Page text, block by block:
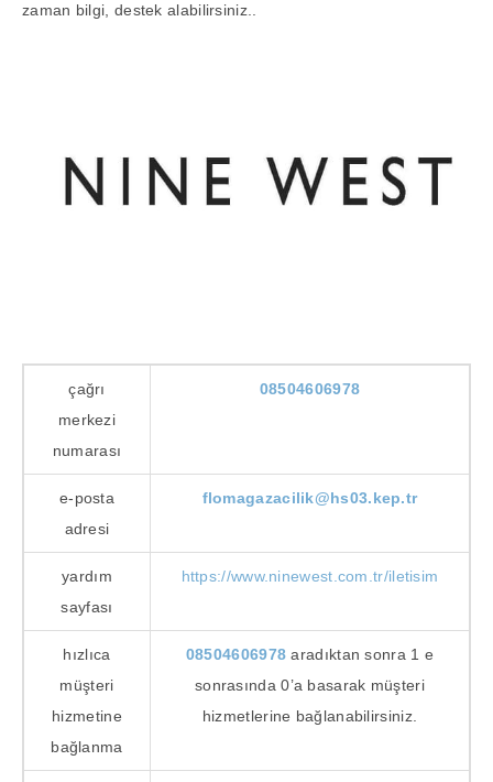
zaman bilgi, destek alabilirsiniz..
çağrı
merkezi
numarası
08504606978
e-posta
adresi
flomagazacilik@hs03.kep.tr
yardım
sayfası
https://www.ninewest.com.tr/iletisim
hızlıca
müşteri
hizmetine
bağlanma
08504606978 aradıktan sonra 1 e
sonrasında 0’a basarak müşteri
hizmetlerine bağlanabilirsiniz.